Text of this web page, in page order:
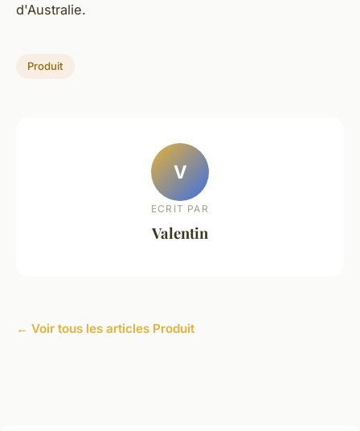
d'Australie.
Produit
V
ECRIT PAR
Valentin
← Voir tous les articles Produit